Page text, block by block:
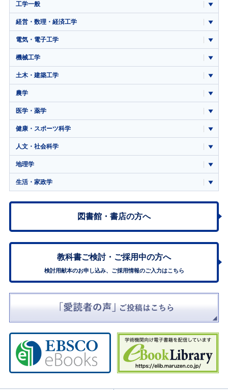
工学一般
経営・数理・経済工学
電気・電子工学
機械工学
土木・建築工学
農学
医学・薬学
健康・スポーツ科学
人文・社会科学
地理学
生活・家政学
図書館・書店の方へ
教科書ご検討・ ご採用中の方へ
検討用献本のお申し込み、ご採用情報のご入力はこちら